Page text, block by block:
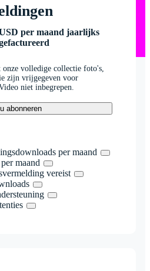
per maand jaarlijks
volledige collectie foto's,
zijn vrijgegeven voor
niet inbegrepen.
abonneren
per maand
maand
vereist